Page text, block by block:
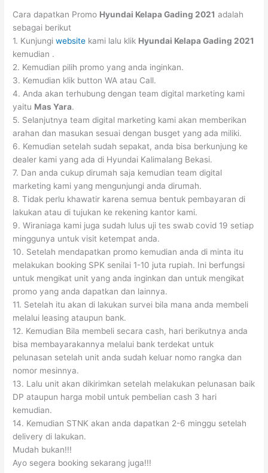
Cara dapatkan Promo Hyundai Kelapa Gading 2021 adalah
sebagai berikut
1. Kunjungiwebsite kami lalu klik Hyundai Kelapa Gading 2021
kemudian .
2. Kemudian pilih promo yang anda inginkan.
3. Kemudian klik button WA atau Call.
4. Anda akan terhubung dengan team digital marketing kami
yaitu Mas Yara.
5. Selanjutnya team digital marketing kami akan memberikan
arahan dan masukan sesuai dengan busget yang ada miliki.
6. Kemudian setelah sudah sepakat, anda bisa berkunjung ke
dealer kami yang ada di Hyundai Kalimalang Bekasi.
7. Dan anda cukup dirumah saja kemudian team digital
marketing kami yang mengunjungi anda dirumah.
8. Tidak perlu khawatir karena semua bentuk pembayaran di
lakukan atau di tujukan ke rekening kantor kami.
9. Wiraniaga kami juga sudah lulus uji tes swab covid 19 setiap
minggunya untuk visit ketempat anda.
10. Setelah mendapatkan promo kemudian anda di minta itu
melakukan booking SPK senilai 1-10 juta rupiah. Ini berfungsi
untuk mengikat unit yang anda inginkan dan untuk mengikat
promo yang anda dapatkan dan lainnya.
11. Setelah itu akan di lakukan survei bila mana anda membeli
melalui leasing ataupun bank.
12. Kemudian Bila membeli secara cash, hari berikutnya anda
bisa membayarakannya melalui bank terdekat untuk
pelunasan setelah unit anda sudah keluar nomo rangka dan
nomor mesinnya.
13. Lalu unit akan dikirimkan setelah melakukan pelunasan baik
DP ataupun harga mobil untuk pembelian cash 3 hari
kemudian.
14. Kemudian STNK akan anda dapatkan 2-6 minggu setelah
delivery di lakukan.
Mudah bukan!!!
Ayo segera booking sekarang juga!!!